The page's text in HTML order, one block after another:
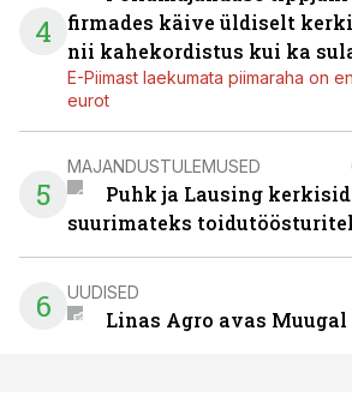
4
firmades käive üldiselt
nii kahekordistus kui ka
E-Piimast laekumata piimaraha on
eurot
5
MAJANDUSTULEMUSED
Puhk ja Lausing
suurimateks
6 UUDISED
Linas Agro avas